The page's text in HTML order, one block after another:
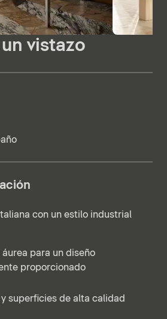
vistazo
con un estilo industrial
áurea para un diseño
proporcionado
superficies de alta calidad